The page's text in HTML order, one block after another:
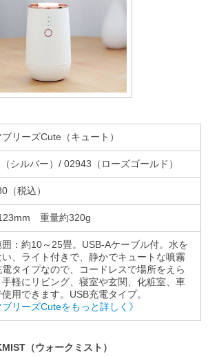
リーズCute（キュート）
シルバー）/ 02943（ローズゴールド）
（税込）
重量約320g
：約10～25畳。USB-Aケーブル付。水を
、ライト付きで、静かでキュートな噴霧
タイプなので、コードレスで場所をえら
手軽にリビング、寝室や玄関、化粧室、車
用できます。USB充電タイプ。
リーズCuteをもっと詳しく》
（ウォークミスト）